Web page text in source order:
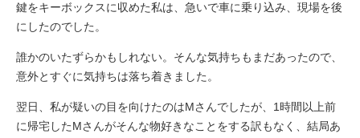
鍵をキーボックスに収めた私は、急いで車に乗り込み、現場を後
にしたのでした。
誰かのいたずらかもしれない。そんな気持ちもまだあったので、
意外とすぐに気持ちは落ち着きました。
翌日、私が疑いの目を向けたのはMさんでしたが、1時間以上前
に帰宅したMさんがそんな物好きなことをする訳もなく、結局あ